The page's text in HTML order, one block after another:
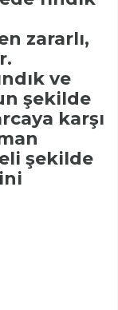
zararlı,
ve
şekilde
karşı
şekilde